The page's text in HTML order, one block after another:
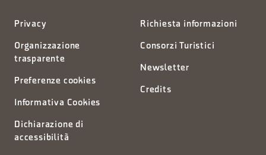
Privacy
Organizzazione
trasparente
Preferenze cookies
Informativa Cookies
Dichiarazione di
accessibilità
Richiesta informazioni
Consorzi Turistici
Newsletter
Credits